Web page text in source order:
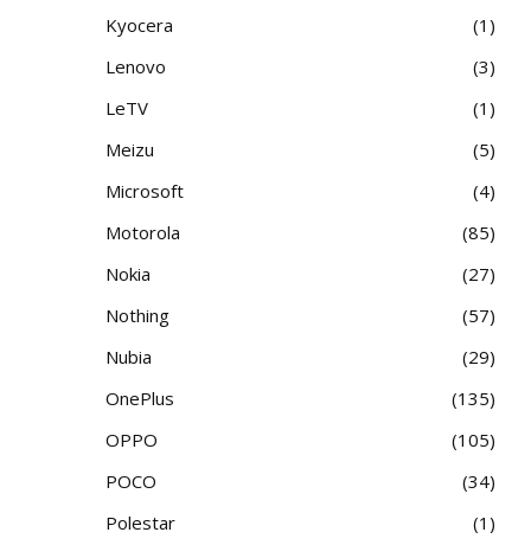
Kyocera
1
Lenovo
3
LeTV
1
Meizu
5
Microsoft
4
Motorola
85
Nokia
27
Nothing
57
Nubia
29
OnePlus
135
OPPO
105
POCO
34
Polestar
1